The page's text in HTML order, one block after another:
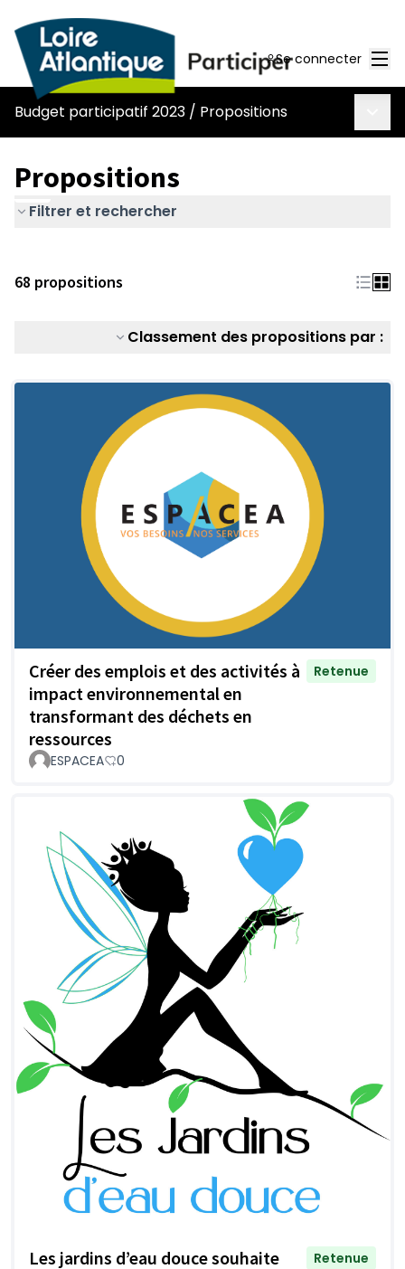
Se connecter
Budget participatif 2023 / Propositions
Propositions
Filtrer et rechercher
68 propositions
Classement des propositions par :
Créer des emplois et des activités à
impact environnemental en
transformant des déchets en
ressources
Retenue
ESPACEA 0
Les jardins d’eau douce souhaite
Retenue